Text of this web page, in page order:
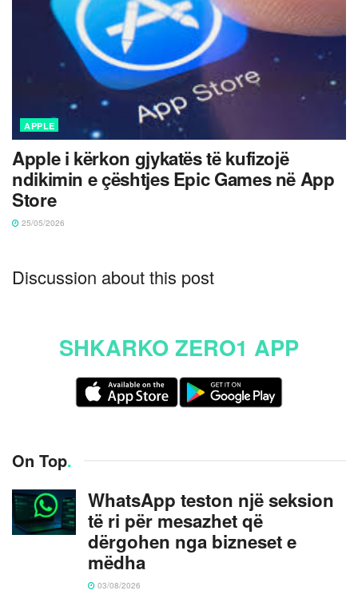
APPLE
Apple i kërkon gjykatës të kufizojë
ndikimin e çështjes Epic Games në App
Store
25/05/2026
Discussion about this post
SHKARKO ZERO1 APP
On Top.
WhatsApp teston një seksion
të ri për mesazhet që
dërgohen nga bizneset e
mëdha
03/08/2026